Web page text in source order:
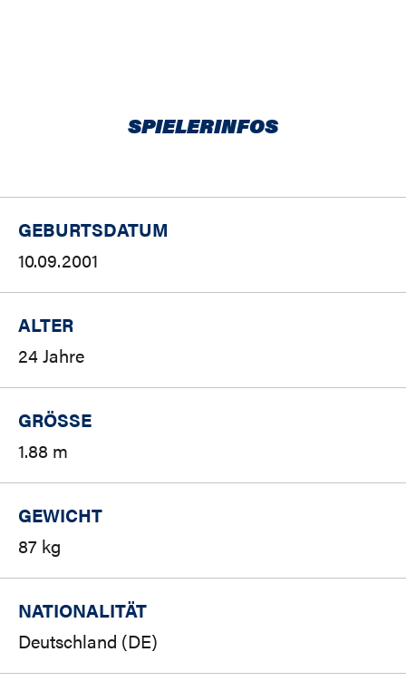
SPIELERINFOS
GEBURTSDATUM
10.09.2001
ALTER
24 Jahre
GRÖSSE
1.88 m
GEWICHT
87 kg
NATIONALITÄT
Deutschland (DE)